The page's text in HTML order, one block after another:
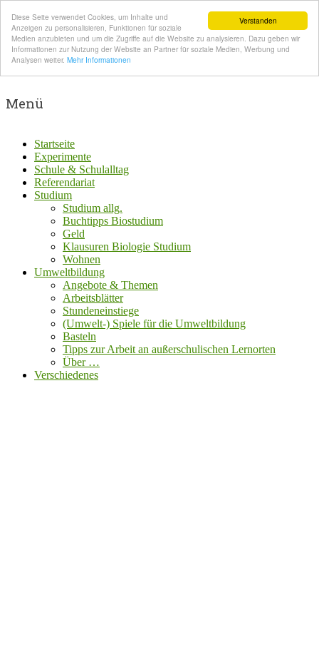
Verstanden
Diese Seite verwendet Cookies, um Inhalte und
Anzeigen zu personalisieren, Funktionen für soziale
Medien anzubieten und um die Zugriffe auf die Website zu analysieren. Dazu geben wir
Informationen zur Nutzung der Website an Partner für soziale Medien, Werbung und
Analysen weiter. Mehr Informationen
Menü
Startseite
Experimente
Schule & Schulalltag
Referendariat
Studium
Studium allg.
Buchtipps Biostudium
Geld
Klausuren Biologie Studium
Wohnen
Umweltbildung
Angebote & Themen
Arbeitsblätter
Stundeneinstiege
(Umwelt-) Spiele für die Umweltbildung
Basteln
Tipps zur Arbeit an außerschulischen Lernorten
Über …
Verschiedenes